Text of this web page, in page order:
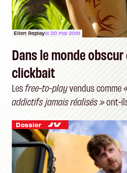
Ellen Replayle 20 mai 2019
Dans le monde
clickbait
Lesfree-to-playvendus comme
addictifs jamais réalisés »ont-
Dossier